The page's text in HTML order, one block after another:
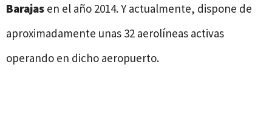
Barajas en el año 2014. Y actualmente, dispone de
aproximadamente unas 32 aerolíneas activas
operando en dicho aeropuerto.